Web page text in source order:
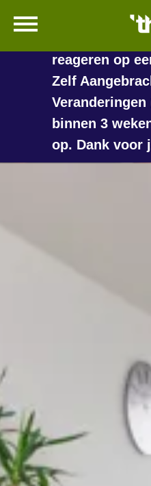
Naar hoofdinhoud
Naar hoofdnavigatiemenu
Naar zoeken
Ga naar Hoofd
langer duren
reageren op
Zelf
Veranderingen
binnen 3
op. Dank voor